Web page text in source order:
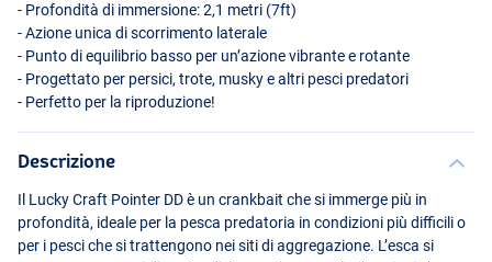
BE Gill
- Profondità di immersione: 2,1 metri (7ft)
- Azione unica di scorrimento laterale
- Punto di equilibrio basso per un’azione vibrante e rotante
- Progettato per persici, trote, musky e altri pesci predatori
- Perfetto per la riproduzione!
Descrizione
Il Lucky Craft Pointer DD è un crankbait che si immerge più in
profondità, ideale per la pesca predatoria in condizioni più difficili o
per i pesci che si trattengono nei siti di aggregazione. L’esca si